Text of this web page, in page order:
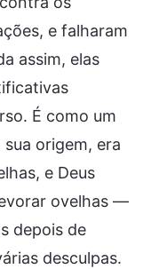
e falharam
assim, elas
É como um
origem, era
e Deus
ovelhas —
depois de
desculpas.